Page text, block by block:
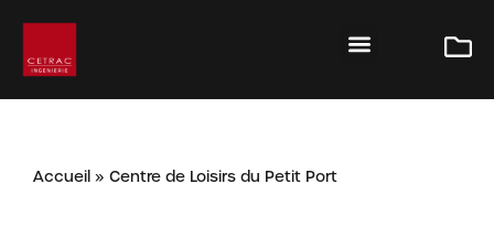
Accueil » Centre de Loisirs du Petit Port